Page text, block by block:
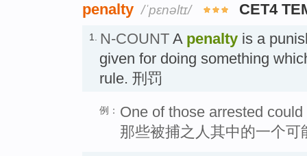
penalty /ˈpɛnəltɪ/ CET4
1. N-COUNT A penalty is a
given for doing something
rule. 刑罚
例： One of those arrested
那些被捕之人其中的一个可